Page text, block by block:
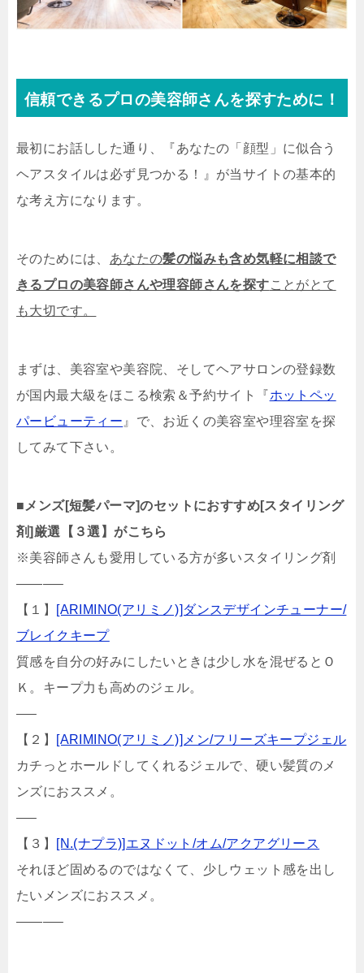
信頼できるプロの美容師さんを探すために！
最初にお話しした通り、『あなたの「顔型」に似合う
ヘアスタイルは必ず見つかる！』が当サイトの基本的
な考え方になります。
そのためには、 あなたの髪の悩みも含め気軽に相談で
きるプロの美容師さんや理容師さんを探すことがとて
も大切です。
まずは、美容室や美容院、そしてヘアサロンの登録数
が国内最大級をほこる検索＆予約サイト『ホットペッ
パービューティー 』で、お近くの美容室や理容室を探
してみて下さい。
■ メンズ[短髪パーマ]のセットにおすすめ[スタイリング
剤]厳選【３選】がこちら
※美容師さんも愛用している方が多いスタイリング剤
———–
【１】
[ARIMINO(アリミノ)]ダンスデザインチューナー/
ブレイクキープ
質感を自分の好みにしたいときは少し水を混ぜるとＯ
Ｋ。キープ力も高めのジェル。
—–
【２】
[ARIMINO(アリミノ)]メン/フリーズキープジェル
カチっとホールドしてくれるジェルで、硬い髪質のメ
ンズにおススメ。
—–
【３】
[N.(ナプラ)]エヌドット/オム/アクアグリース
それほど固めるのではなくて、少しウェット感を出し
たいメンズにおススメ。
———–